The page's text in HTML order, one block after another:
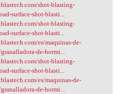
shot-blasting-
surface-shot-blasti...
shot-blasting-
surface-shot-blasti...
es/maquinas-de-
de-hormi...
shot-blasting-
surface-shot-blasti...
es/maquinas-de-
de-hormi...